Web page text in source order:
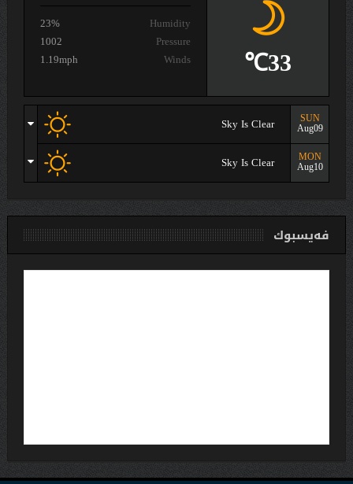
Humidity
23%
Pressure
1002
Winds
1.19mph 33℃
SUN
Aug09
Sky Is Clear
MON
Aug10
Sky Is Clear
فەیسبوك